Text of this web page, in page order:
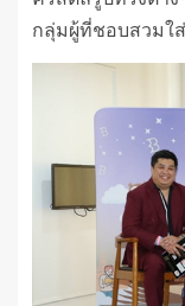
กลุ่มผู้ที่ชอบสวมใ